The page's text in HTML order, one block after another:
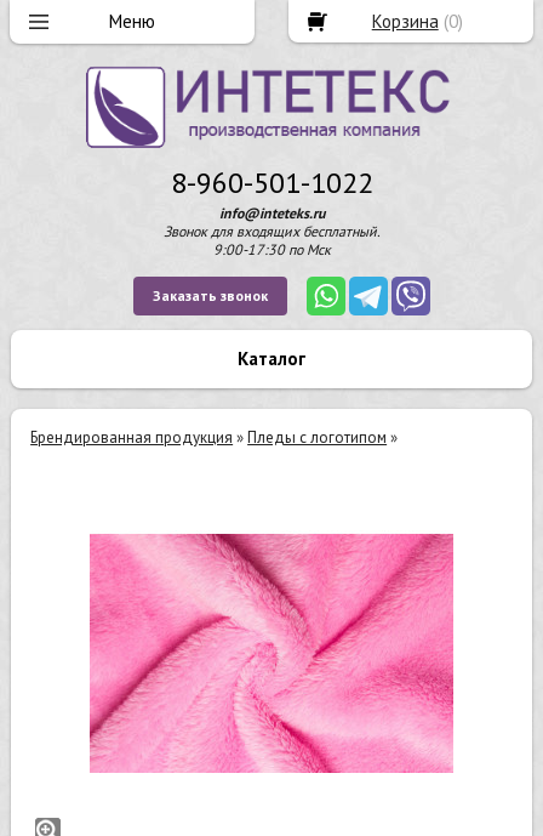
8-960-501-1022
info@inteteks.ru
Звонок для входящих бесплатный.
9:00-17:30 по Мск
Заказать звонок
Каталог
Брендированная продукция »Пледы с логотипом »
Корзина(0)